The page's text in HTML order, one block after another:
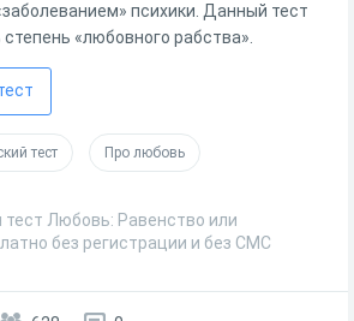
психики. Данный тест
«любовного рабства».
тест Про любовь
тест Любовь: Равенство или
без регистрации и без СМС